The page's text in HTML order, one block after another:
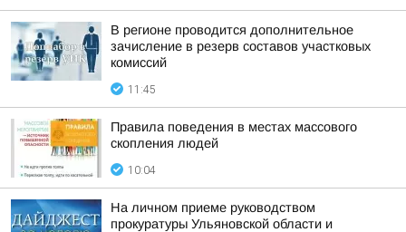
В регионе проводится дополнительное
зачисление в резерв составов участковых
комиссий
11:45
Правила поведения в местах массового
скопления людей
10:04
На личном приеме руководством
прокуратуры Ульяновской области и